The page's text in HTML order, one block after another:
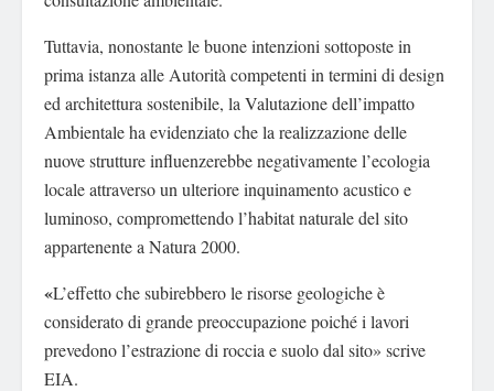
Tuttavia, nonostante le buone intenzioni sottoposte in
prima istanza alle Autorità competenti in termini di design
ed architettura sostenibile, la Valutazione dell’impatto
Ambientale ha evidenziato che la realizzazione delle
nuove strutture influenzerebbe negativamente l’ecologia
locale attraverso un ulteriore inquinamento acustico e
luminoso, compromettendo l’habitat naturale del sito
appartenente a Natura 2000.
«L’effetto che subirebbero le risorse geologiche è
considerato di grande preoccupazione poiché i lavori
prevedono l’estrazione di roccia e suolo dal sito» scrive
EIA.